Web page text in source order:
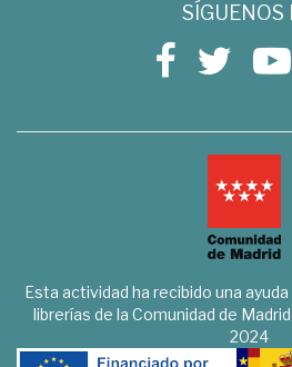
SÍGUENOS
Esta actividad ha recibido una
librerías de la Comunidad de
2024